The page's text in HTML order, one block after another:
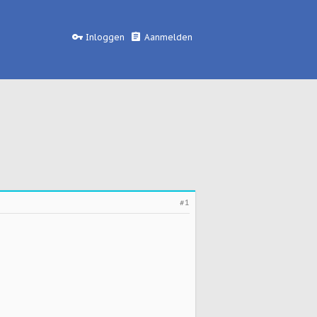
Inloggen Aanmelden
#1